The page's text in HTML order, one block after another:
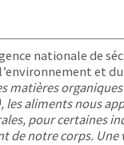
nationale de
et
matières organiques
les aliments nous
pour certaines
de notre corps. Une